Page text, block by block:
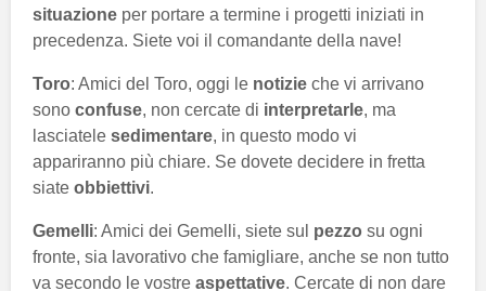
situazione per portare a termine i progetti iniziati in
precedenza. Siete voi il comandante della nave!
Toro: Amici del Toro, oggi le notizie che vi arrivano
sono confuse, non cercate di interpretarle, ma
lasciatele sedimentare, in questo modo vi
appariranno più chiare. Se dovete decidere in fretta
siate obbiettivi.
Gemelli: Amici dei Gemelli, siete sul pezzo su ogni
fronte, sia lavorativo che famigliare, anche se non tutto
va secondo le vostre aspettative. Cercate di non dare